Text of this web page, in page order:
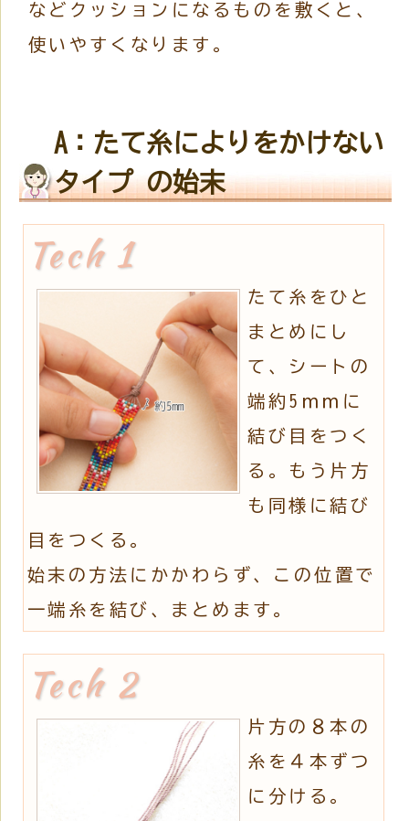
などクッションになるものを敷くと、
使いやすくなります。
A：たて糸によりをかけない
タイプ の始末
たて糸をひと
まとめにし
て、シートの
端約5ｍｍに
結び目をつく
る。もう片方
も同様に結び
目をつくる。
始末の方法にかかわらず、この位置で
一端糸を結び、まとめます。
片方の８本の
糸を４本ずつ
に分ける。